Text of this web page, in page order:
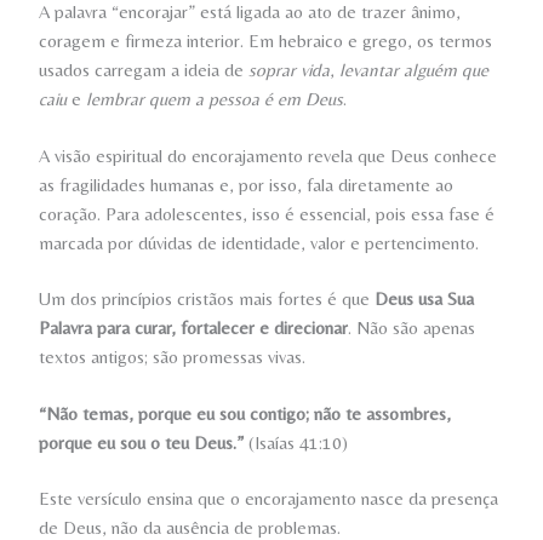
A palavra “encorajar” está ligada ao ato de trazer ânimo,
coragem e firmeza interior. Em hebraico e grego, os termos
usados carregam a ideia desoprar vida, levantar alguém que
caiue lembrar quem a pessoa é em Deus.
A visão espiritual do encorajamento revela que Deus conhece
as fragilidades humanas e, por isso, fala diretamente ao
coração. Para adolescentes, isso é essencial, pois essa fase é
marcada por dúvidas de identidade, valor e pertencimento.
Um dos princípios cristãos mais fortes é que Deus usa Sua
Palavra para curar, fortalecer e direcionar. Não são apenas
textos antigos; são promessas vivas.
“Não temas, porque eu sou contigo; não te assombres,
porque eu sou o teu Deus.” (Isaías 41:10)
Este versículo ensina que o encorajamento nasce da presença
de Deus, não da ausência de problemas.